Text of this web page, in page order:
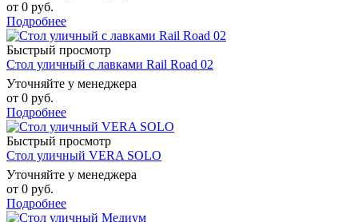
от 0 руб.
Подробнее
Быстрый просмотр
Стол уличный с лавками Rail Road 02
Уточняйте у менеджера
от 0 руб.
Подробнее
Быстрый просмотр
Стол уличный VERA SOLO
Уточняйте у менеджера
от 0 руб.
Подробнее